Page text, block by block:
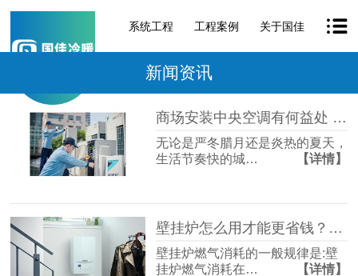
系统工程 工程案例 关于国佳
新闻资讯
商场安装中央空调有何益处 ［国佳冷暖］
无论是严冬腊月还是炎热的夏天，
生活节奏快的城…
【详情】
壁挂炉怎么用才能更省钱？［国佳冷暖］
壁挂炉燃气消耗的一般规律是:壁
挂炉燃气消耗在…
【详情】